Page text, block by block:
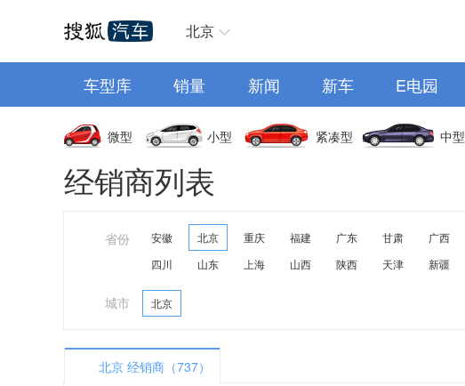
北京
车型库 销量 新闻 新车 E电园
微型 小型 紧凑型 中型
经销商列表
省份 安徽 北京 重庆 福建 广东 甘肃 广西
四川
山东 上海 山西 陕西 天津 新疆
城市 北京
北京 经销商（737）